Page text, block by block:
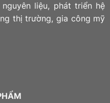
liệu, phát triển hệ
thị trường, gia công mỹ